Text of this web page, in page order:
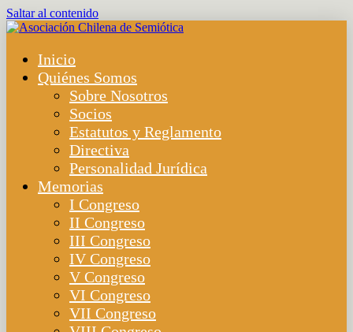
Saltar al contenido
Inicio
Quiénes Somos
Sobre Nosotros
Socios
Estatutos y Reglamento
Directiva
Personalidad Jurídica
Memorias
I Congreso
II Congreso
III Congreso
IV Congreso
V Congreso
VI Congreso
VII Congreso